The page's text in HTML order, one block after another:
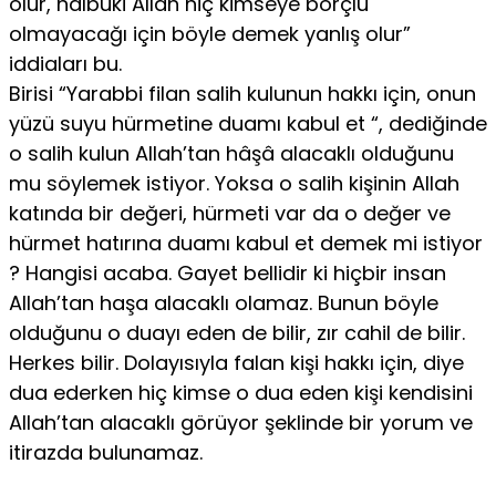
olmayacağı için böyle demek yanlış olur”
iddiaları bu.
Birisi “Yarabbi filan salih kulunun hakkı için, onun
yüzü suyu hürmetine duamı kabul et “, dediğinde
o salih kulun Allah’tan hâşâ alacaklı olduğunu
mu söylemek istiyor. Yoksa o salih kişinin Allah
katında bir değeri, hürmeti var da o değer ve
hürmet hatırına duamı kabul et demek mi istiyor
? Hangisi acaba. Gayet bellidir ki hiçbir insan
Allah’tan haşa alacaklı olamaz. Bunun böyle
olduğunu o duayı eden de bilir, zır cahil de bilir.
Herkes bilir. Dolayısıyla falan kişi hakkı için, diye
dua ederken hiç kimse o dua eden kişi kendisini
Allah’tan alacaklı görüyor şeklinde bir yorum ve
itirazda bulunamaz.